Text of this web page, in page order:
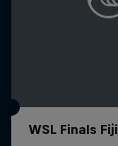
WSL Finals Fiji